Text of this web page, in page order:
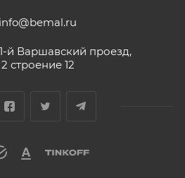
info@bemal.ru
й Варшавский проезд,
2 строение 12